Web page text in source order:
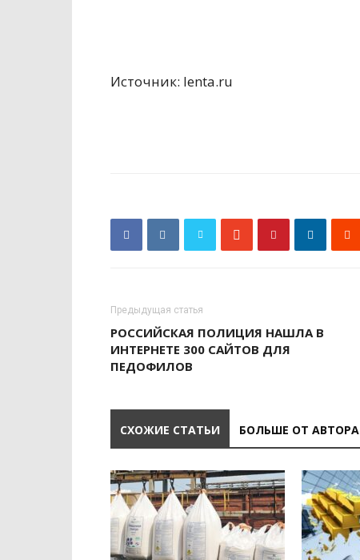
Источник: lenta.ru
Предыдущая статья
РОССИЙСКАЯ ПОЛИЦИЯ НАШЛА В
ИНТЕРНЕТЕ 300 САЙТОВ ДЛЯ
ПЕДОФИЛОВ
СХОЖИЕ СТАТЬИ БОЛЬШЕ ОТ АВТОРА